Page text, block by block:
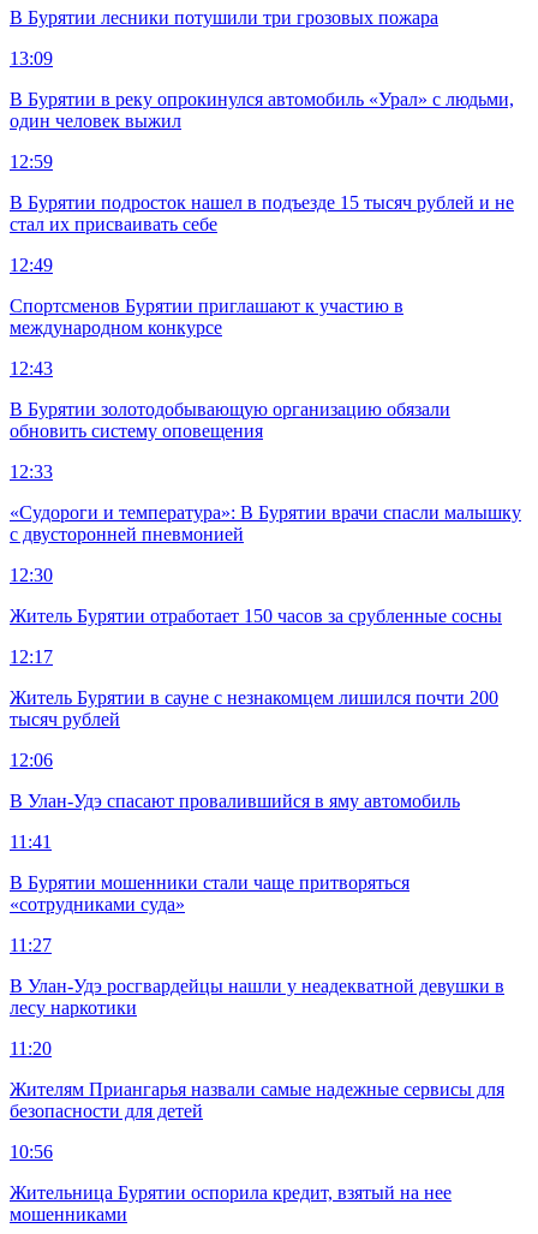
В Бурятии лесники потушили три грозовых пожара
13:09
В Бурятии в реку опрокинулся автомобиль «Урал» с людьми,
один человек выжил
12:59
В Бурятии подросток нашел в подъезде 15 тысяч рублей и не
стал их присваивать себе
12:49
Спортсменов Бурятии приглашают к участию в
международном конкурсе
12:43
В Бурятии золотодобывающую организацию обязали
обновить систему оповещения
12:33
«Судороги и температура»: В Бурятии врачи спасли малышку
с двусторонней пневмонией
12:30
Житель Бурятии отработает 150 часов за срубленные сосны
12:17
Житель Бурятии в сауне с незнакомцем лишился почти 200
тысяч рублей
12:06
В Улан-Удэ спасают провалившийся в яму автомобиль
11:41
В Бурятии мошенники стали чаще притворяться
«сотрудниками суда»
11:27
В Улан-Удэ росгвардейцы нашли у неадекватной девушки в
лесу наркотики
11:20
Жителям Приангарья назвали самые надежные сервисы для
безопасности для детей
10:56
Жительница Бурятии оспорила кредит, взятый на нее
мошенниками